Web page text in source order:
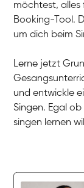
Gesang /
Gesang /
Gesang / Vocal
Gesang /
Gesang /
Gesang /
möchtest, alles
Booking-Tool.
um dich beim
Lerne jetzt
und entwickle
Singen. Egal
singen lernen